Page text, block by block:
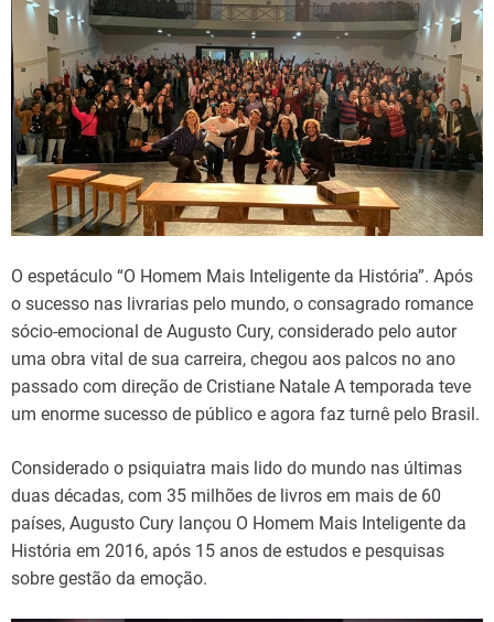
O espetáculo “O Homem Mais Inteligente da História”. Após
o sucesso nas livrarias pelo mundo, o consagrado romance
sócio-emocional de Augusto Cury, considerado pelo autor
uma obra vital de sua carreira, chegou aos palcos no ano
passado com direção de Cristiane Natale A temporada teve
um enorme sucesso de público e agora faz turnê pelo Brasil.
Considerado o psiquiatra mais lido do mundo nas últimas
duas décadas, com 35 milhões de livros em mais de 60
países, Augusto Cury lançou O Homem Mais Inteligente da
História em 2016, após 15 anos de estudos e pesquisas
sobre gestão da emoção.